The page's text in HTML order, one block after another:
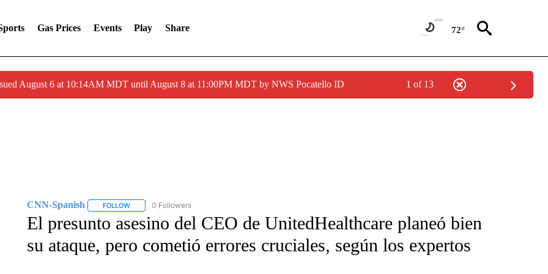
Gas Prices Events Play Share 72°
August 6 at 10:14AM MDT until August 8 at 11:00PM MDT by NWS Pocatello ID 1 of 13
CNN-Spanish FOLLOWFOLLOW "CNN-SPANISH" TO RECEIVE NOTIFICATIONS ABOUT NEW PAGES ON "CNN-SPANISH".
0 Followers
El presunto asesino del CEO de UnitedHealthcare planeó bien
su ataque, pero cometió errores cruciales, según los expertos